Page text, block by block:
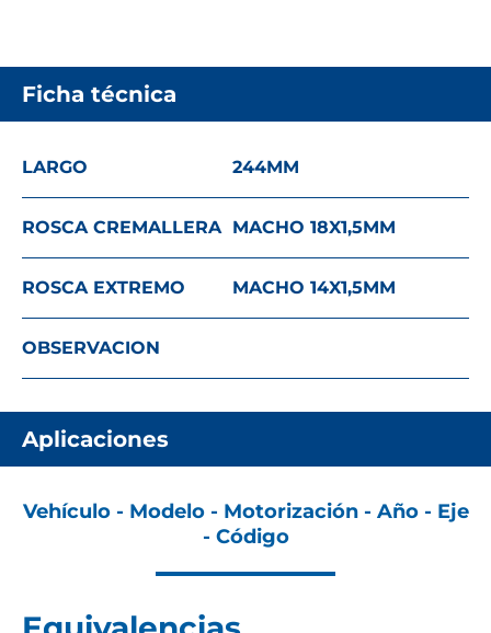
Ficha técnica
LARGO 244MM
ROSCA CREMALLERA MACHO 18X1,5MM
ROSCA EXTREMO MACHO 14X1,5MM
OBSERVACION
Aplicaciones
Vehículo - Modelo - Motorización - Año - Eje
- Código